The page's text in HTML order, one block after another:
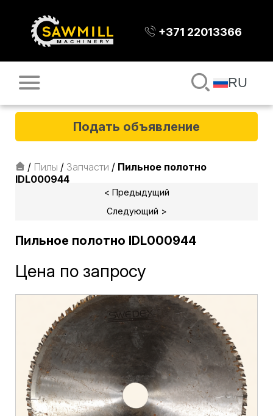
+371 22013366
RU
Подать объявление
/ Пилы / Запчасти / Пильное полотно
IDL000944
< Предыдущий
Следующий >
Пильное полотно IDL000944
Цена по запросу